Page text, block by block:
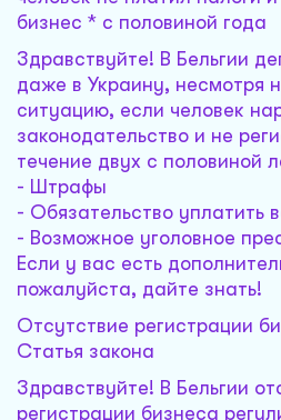
бизнес * с половиной года
Здравствуйте! В Бельгии
даже в Украину, несмотря
ситуацию, если человек
законодательство и не
течение двух с половиной
- Штрафы
- Обязательство уплатить
- Возможное уголовное
Если у вас есть
пожалуйста, дайте знать!
Отсутствие регистрации
Статья закона
Здравствуйте! В Бельгии
регистрации бизнеса